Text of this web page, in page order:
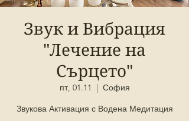
Звук и Вибрация
"Лечение на
Сърцето"
пт, 01.11
  |
София
Звукова Активация с Водена Медитация